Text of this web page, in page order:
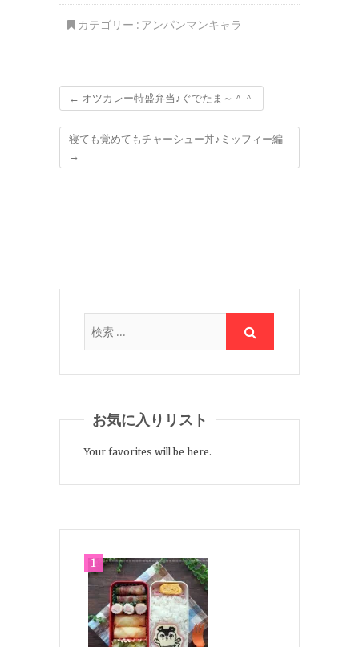
カテゴリー : アンパンマンキャラ
← オツカレー特盛弁当♪ぐでたま～＾＾
寝ても覚めてもチャーシュー丼♪ミッフィー編
→
お気に入りリスト
Your favorites will be here.